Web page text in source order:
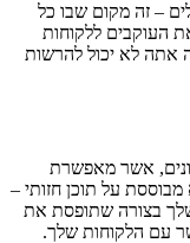
– זה מקום שבו כל
העוקבים ללקוחות
אתה לא יכול להרשות
אשר מאפשרת
על תוכן חזותי –
שלך בצורה שתופסת את
עם הלקוחות שלך.